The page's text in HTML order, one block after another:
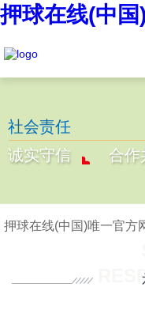
押球在线(中
社会责任
诚实守信
合作
押球在线(中国)唯一官方